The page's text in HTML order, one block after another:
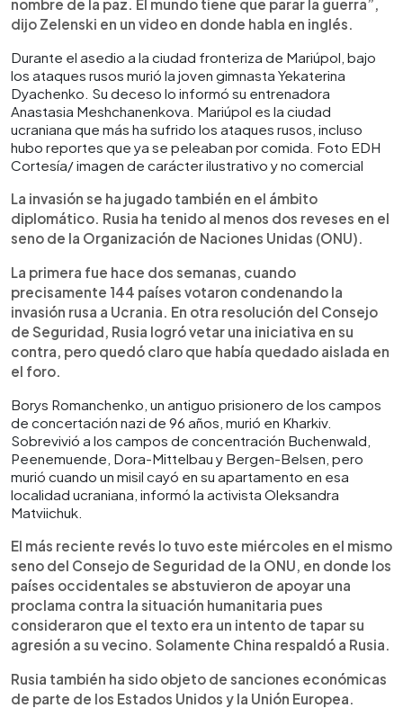
nombre de la paz. El mundo tiene que parar la guerra”,
dijo Zelenski en un video en donde habla en inglés.
Durante el asedio a la ciudad fronteriza de Mariúpol, bajo
los ataques rusos murió la joven gimnasta Yekaterina
Dyachenko. Su deceso lo informó su entrenadora
Anastasia Meshchanenkova. Mariúpol es la ciudad
ucraniana que más ha sufrido los ataques rusos, incluso
hubo reportes que ya se peleaban por comida. Foto EDH
Cortesía/ imagen de carácter ilustrativo y no comercial
La invasión se ha jugado también en el ámbito
diplomático. Rusia ha tenido al menos dos reveses en el
seno de la Organización de Naciones Unidas (ONU).
La primera fue hace dos semanas, cuando
precisamente 144 países votaron condenando la
invasión rusa a Ucrania. En otra resolución del Consejo
de Seguridad, Rusia logró vetar una iniciativa en su
contra, pero quedó claro que había quedado aislada en
el foro.
Borys Romanchenko, un antiguo prisionero de los campos
de concertación nazi de 96 años, murió en Kharkiv.
Sobrevivió a los campos de concentración Buchenwald,
Peenemuende, Dora-Mittelbau y Bergen-Belsen, pero
murió cuando un misil cayó en su apartamento en esa
localidad ucraniana, informó la activista Oleksandra
Matviichuk.
El más reciente revés lo tuvo este miércoles en el mismo
seno del Consejo de Seguridad de la ONU, en donde los
países occidentales se abstuvieron de apoyar una
proclama contra la situación humanitaria pues
consideraron que el texto era un intento de tapar su
agresión a su vecino. Solamente China respaldó a Rusia.
Rusia también ha sido objeto de sanciones económicas
de parte de los Estados Unidos y la Unión Europea.